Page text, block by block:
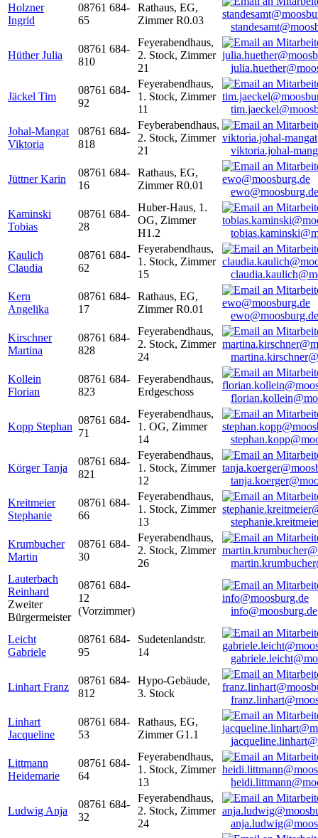
Holzner
Ingrid
08761 684-
65
Rathaus, EG,
Zimmer R0.03
Hüther Julia
08761 684-
810
Feyerabendhaus,
2. Stock, Zimmer
21
Jäckel Tim
08761 684-
92
Feyerabendhaus,
1. Stock, Zimmer
11
Johal-Mangat
Viktoria
08761 684-
818
Feyberabendhaus,
2. Stock, Zimmer
21
viktoria.johal-
Jüttner Karin
08761 684-
16
Rathaus, EG,
Zimmer R0.01
ewo@moosburg.de
Kaminski
Tobias
08761 684-
28
Huber-Haus, 1.
OG, Zimmer
H1.2
Kaulich
Claudia
08761 684-
62
Feyerabendhaus,
1. Stock, Zimmer
15
Kern
Angelika
08761 684-
17
Rathaus, EG,
Zimmer R0.01
ewo@moosburg.de
Kirschner
Martina
08761 684-
828
Feyerabendhaus,
2. Stock, Zimmer
24
Kollein
Florian
08761 684-
823
Feyerabendhaus,
Erdgeschoss
Kopp Stephan
08761 684-
71
Feyerabendhaus,
1. OG, Zimmer
14
Körger Tanja
08761 684-
821
Feyerabendhaus,
1. Stock, Zimmer
12
Kreitmeier
Stephanie
08761 684-
66
Feyerabendhaus,
1. Stock, Zimmer
13
Krumbucher
Martin
08761 684-
30
Feyerabendhaus,
2. Stock, Zimmer
26
Lauterbach
Reinhard
Zweiter
Bürgermeister
08761 684-
12
(Vorzimmer)
info@moosburg.de
Leicht
Gabriele
08761 684-
95
Sudetenlandstr.
14
Linhart Franz
08761 684-
812
Hypo-Gebäude,
3. Stock
Linhart
Jacqueline
08761 684-
53
Rathaus, EG,
Zimmer G1.1
Littmann
Heidemarie
08761 684-
64
Feyerabendhaus,
1. Stock, Zimmer
13
Ludwig Anja
08761 684-
32
Feyerabendhaus,
2. Stock, Zimmer
24